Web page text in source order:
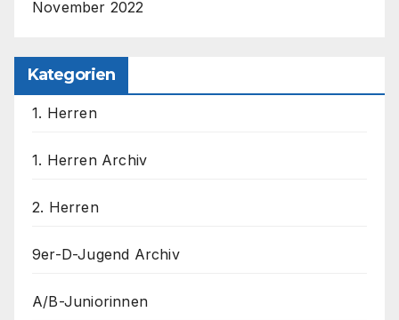
November 2022
Kategorien
1. Herren
1. Herren Archiv
2. Herren
9er-D-Jugend Archiv
A/B-Juniorinnen